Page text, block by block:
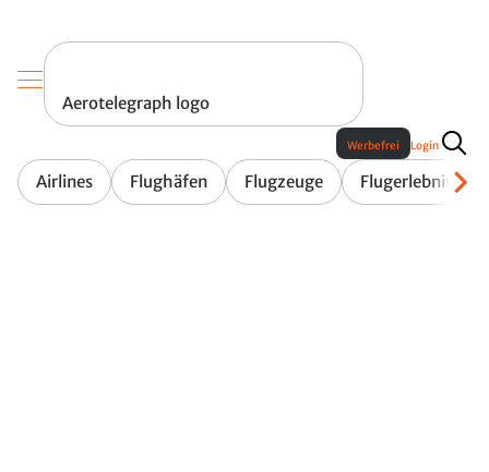
Aerotelegraph logo
Airlines Flughäfen Flugzeuge Flugerlebnis
Werbefrei Login